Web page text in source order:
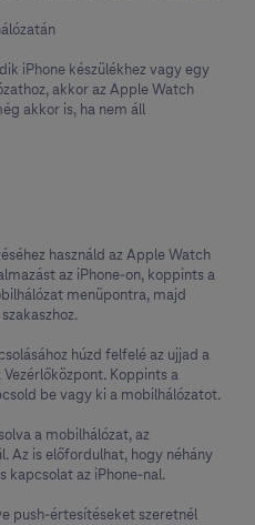
iPhone készülékhez vagy egy
akkor az Apple Watch
akkor is, ha nem áll
használd az Apple Watch
az iPhone-on, koppints a
menüpontra, majd
húzd felfelé az ujjad a
Koppints a
be vagy ki a mobilhálózatot.
a mobilhálózat, az
Az is előfordulhat, hogy néhány
kapcsolat az iPhone-nal.
push-értesítéseket szeretnél